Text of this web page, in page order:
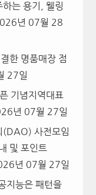
하는 용기, 웰링
년 07월 28
한 명품매장 점
27일
기념지역대표
년 07월 27일
(DAO) 사전모임
및 포인트
년 07월 27일
지능은 패턴을